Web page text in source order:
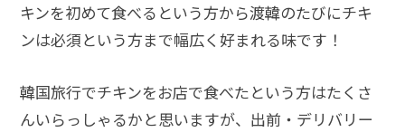
キンを初めて食べるという方から渡韓のたびにチキ
ンは必須という方まで幅広く好まれる味です！
韓国旅行でチキンをお店で食べたという方はたくさ
んいらっしゃるかと思いますが、出前・デリバリー